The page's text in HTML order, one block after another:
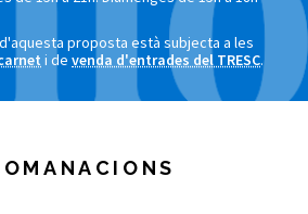
proposta està subjecta a les
i de venda d'entrades del TRESC.